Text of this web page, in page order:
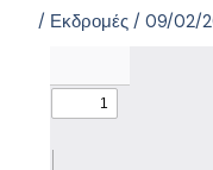
/ Εκδρομές /09/02/